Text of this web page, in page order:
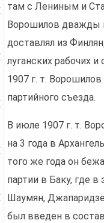
там с Лениным и
Ворошилов дважды
доставлял из
луганских рабочих
1907 г. т.
партийного съезда.
В июле 1907 г. т.
на 3 года в
того же года он
партии в Баку, где в
Шаумян,
был введен в